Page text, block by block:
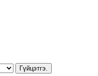
Гүйцэтгэ.